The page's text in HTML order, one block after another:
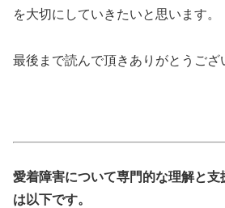
を大切にしていきたいと思います。
最後まで読んで頂きありがとうござ
愛着障害について専門的な理解と
は以下です。